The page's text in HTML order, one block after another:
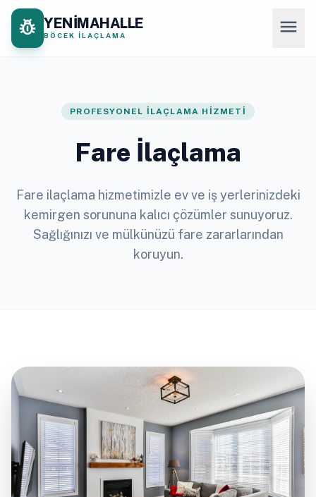
pest_control YENİMAHALLE
BÖCEK İLAÇLAMA menu
PROFESYONEL İLAÇLAMA HIZMETI
Fare İlaçlama
Fare ilaçlama hizmetimizle ev ve iş yerlerinizdeki
kemirgen sorununa kalıcı çözümler sunuyoruz.
Sağlığınızı ve mülkünüzü fare zararlarından
koruyun.